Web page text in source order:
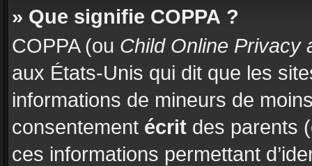
» Que signifie COPPA ?
COPPA (ou Child Online Privacy
aux États-Unis qui dit que les
informations de mineurs de
consentement écrit des parents
ces informations permettant